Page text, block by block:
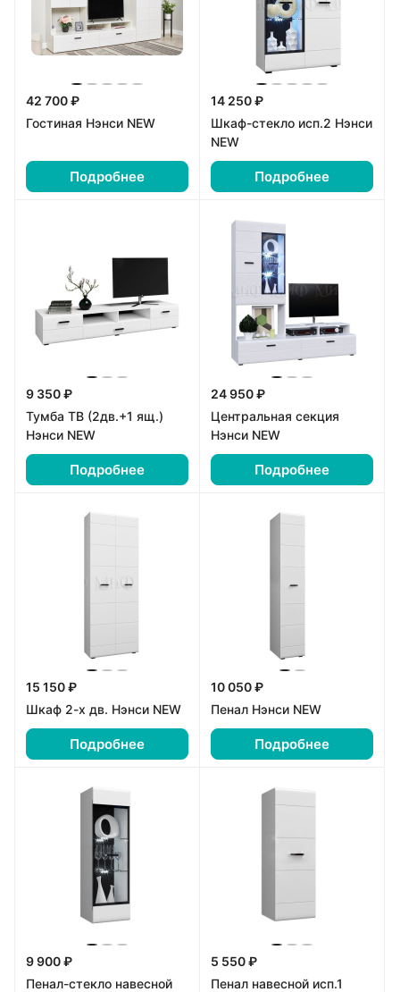
42 700 ₽
Гостиная Нэнси NEW
Подробнее
14 250 ₽
Шкаф-стекло исп.2 Нэнси
NEW
Подробнее
9 350 ₽
Тумба ТВ (2дв.+1 ящ.)
Нэнси NEW
Подробнее
24 950 ₽
Центральная секция
Нэнси NEW
Подробнее
15 150 ₽
Шкаф 2-х дв. Нэнси NEW
Подробнее
10 050 ₽
Пенал Нэнси NEW
Подробнее
9 900 ₽
Пенал-стекло навесной
5 550 ₽
Пенал навесной исп.1